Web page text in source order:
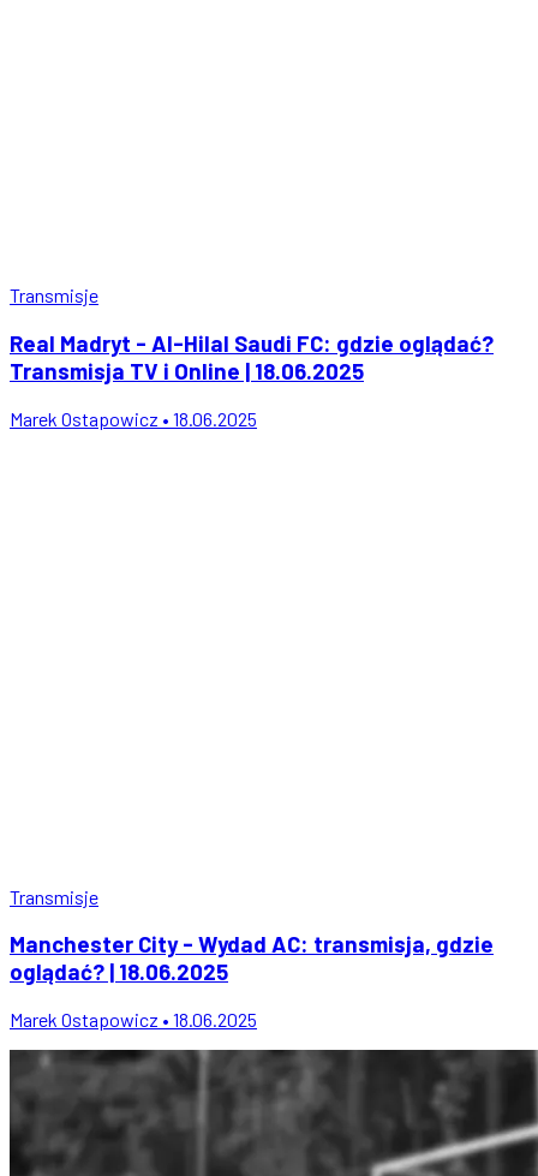
Transmisje
Real Madryt - Al-Hilal Saudi FC: gdzie oglądać?
Transmisja TV i Online | 18.06.2025
Marek Ostapowicz • 18.06.2025
Transmisje
Manchester City - Wydad AC: transmisja, gdzie
oglądać? | 18.06.2025
Marek Ostapowicz • 18.06.2025